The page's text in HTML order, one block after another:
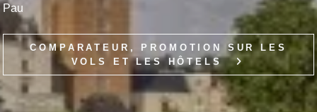
Pau
COMPARATEUR, PROMOTION SUR LES
VOLS ET LES HÔTELS